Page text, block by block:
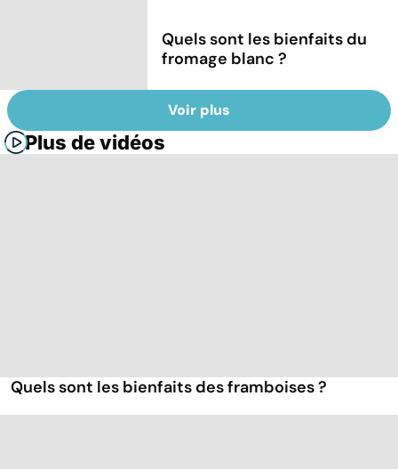
Quels sont les bienfaits du
fromage blanc ?
Voir plus
Plus de vidéos
Quels sont les bienfaits des framboises ?